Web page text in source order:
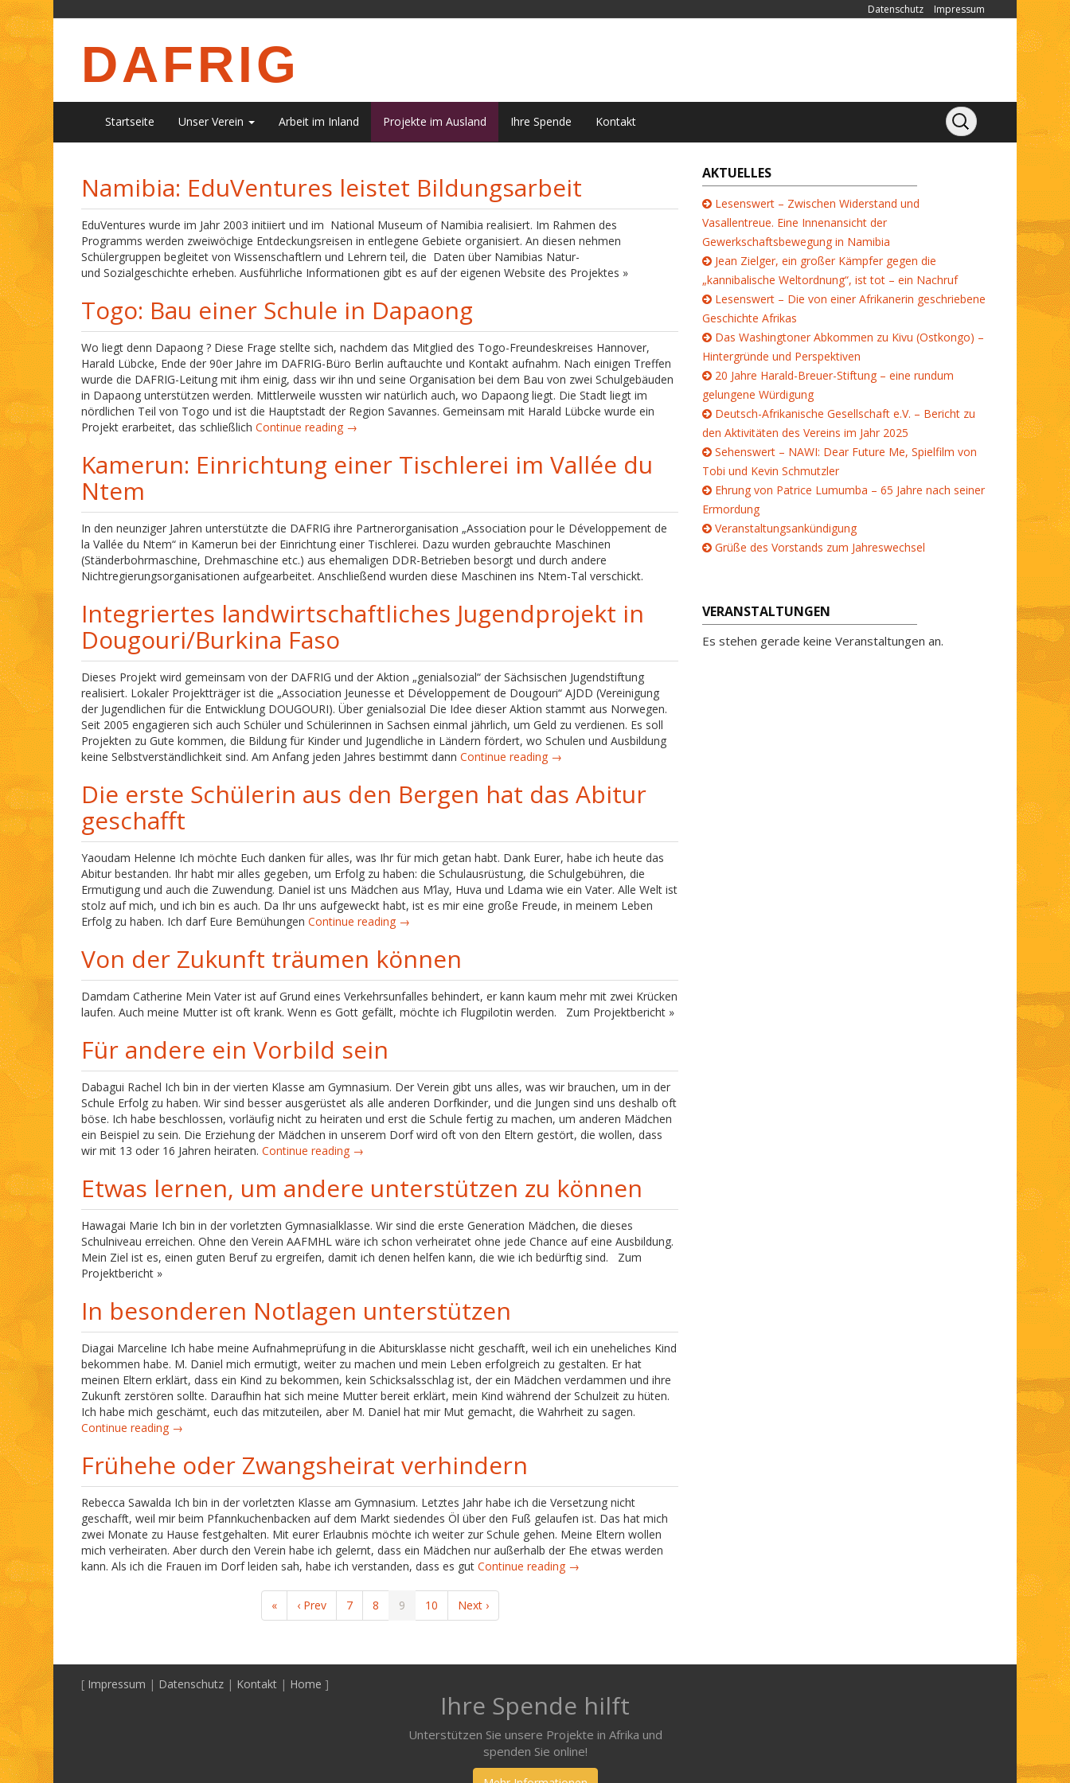
Datenschutz Impressum
DAFRIG
Startseite Unser Verein Arbeit im Inland Projekte im Ausland Ihre Spende Kontakt
Namibia: EduVentures leistet Bildungsarbeit
EduVentures wurde im Jahr 2003 initiiert und im National Museum of Namibia realisiert. Im Rahmen des
Programms werden zweiwöchige Entdeckungsreisen in entlegene Gebiete organisiert. An diesen nehmen
Schülergruppen begleitet von Wissenschaftlern und Lehrern teil, die Daten über Namibias Natur-
und Sozialgeschichte erheben. Ausführliche Informationen gibt es auf der eigenen Website des Projektes »
Togo: Bau einer Schule in Dapaong
Wo liegt denn Dapaong ? Diese Frage stellte sich, nachdem das Mitglied des Togo-Freundeskreises Hannover,
Harald Lübcke, Ende der 90er Jahre im DAFRIG-Büro Berlin auftauchte und Kontakt aufnahm. Nach einigen Treffen
wurde die DAFRIG-Leitung mit ihm einig, dass wir ihn und seine Organisation bei dem Bau von zwei Schulgebäuden
in Dapaong unterstützen werden. Mittlerweile wussten wir natürlich auch, wo Dapaong liegt. Die Stadt liegt im
nördlichen Teil von Togo und ist die Hauptstadt der Region Savannes. Gemeinsam mit Harald Lübcke wurde ein
Projekt erarbeitet, das schließlich Continue reading →
Kamerun: Einrichtung einer Tischlerei im Vallée du
Ntem
In den neunziger Jahren unterstützte die DAFRIG ihre Partnerorganisation „Association pour le Développement de
la Vallée du Ntem“ in Kamerun bei der Einrichtung einer Tischlerei. Dazu wurden gebrauchte Maschinen
(Ständerbohrmaschine, Drehmaschine etc.) aus ehemaligen DDR-Betrieben besorgt und durch andere
Nichtregierungsorganisationen aufgearbeitet. Anschließend wurden diese Maschinen ins Ntem-Tal verschickt.
Integriertes landwirtschaftliches Jugendprojekt in
Dougouri/Burkina Faso
Dieses Projekt wird gemeinsam von der DAFRIG und der Aktion „genialsozial“ der Sächsischen Jugendstiftung
realisiert. Lokaler Projektträger ist die „Association Jeunesse et Développement de Dougouri“ AJDD (Vereinigung
der Jugendlichen für die Entwicklung DOUGOURI). Über genialsozial Die Idee dieser Aktion stammt aus Norwegen.
Seit 2005 engagieren sich auch Schüler und Schülerinnen in Sachsen einmal jährlich, um Geld zu verdienen. Es soll
Projekten zu Gute kommen, die Bildung für Kinder und Jugendliche in Ländern fördert, wo Schulen und Ausbildung
keine Selbstverständlichkeit sind. Am Anfang jeden Jahres bestimmt dann Continue reading →
Die erste Schülerin aus den Bergen hat das Abitur
geschafft
Yaoudam Helenne Ich möchte Euch danken für alles, was Ihr für mich getan habt. Dank Eurer, habe ich heute das
Abitur bestanden. Ihr habt mir alles gegeben, um Erfolg zu haben: die Schulausrüstung, die Schulgebühren, die
Ermutigung und auch die Zuwendung. Daniel ist uns Mädchen aus M’lay, Huva und Ldama wie ein Vater. Alle Welt ist
stolz auf mich, und ich bin es auch. Da Ihr uns aufgeweckt habt, ist es mir eine große Freude, in meinem Leben
Erfolg zu haben. Ich darf Eure Bemühungen Continue reading →
Von der Zukunft träumen können
Damdam Catherine Mein Vater ist auf Grund eines Verkehrsunfalles behindert, er kann kaum mehr mit zwei Krücken
laufen. Auch meine Mutter ist oft krank. Wenn es Gott gefällt, möchte ich Flugpilotin werden. Zum Projektbericht »
Für andere ein Vorbild sein
Dabagui Rachel Ich bin in der vierten Klasse am Gymnasium. Der Verein gibt uns alles, was wir brauchen, um in der
Schule Erfolg zu haben. Wir sind besser ausgerüstet als alle anderen Dorfkinder, und die Jungen sind uns deshalb oft
böse. Ich habe beschlossen, vorläufig nicht zu heiraten und erst die Schule fertig zu machen, um anderen Mädchen
ein Beispiel zu sein. Die Erziehung der Mädchen in unserem Dorf wird oft von den Eltern gestört, die wollen, dass
wir mit 13 oder 16 Jahren heiraten. Continue reading →
Etwas lernen, um andere unterstützen zu können
Hawagai Marie Ich bin in der vorletzten Gymnasialklasse. Wir sind die erste Generation Mädchen, die dieses
Schulniveau erreichen. Ohne den Verein AAFMHL wäre ich schon verheiratet ohne jede Chance auf eine Ausbildung.
Mein Ziel ist es, einen guten Beruf zu ergreifen, damit ich denen helfen kann, die wie ich bedürftig sind. Zum
Projektbericht »
In besonderen Notlagen unterstützen
Diagai Marceline Ich habe meine Aufnahmeprüfung in die Abitursklasse nicht geschafft, weil ich ein uneheliches Kind
bekommen habe. M. Daniel mich ermutigt, weiter zu machen und mein Leben erfolgreich zu gestalten. Er hat
meinen Eltern erklärt, dass ein Kind zu bekommen, kein Schicksalsschlag ist, der ein Mädchen verdammen und ihre
Zukunft zerstören sollte. Daraufhin hat sich meine Mutter bereit erklärt, mein Kind während der Schulzeit zu hüten.
Ich habe mich geschämt, euch das mitzuteilen, aber M. Daniel hat mir Mut gemacht, die Wahrheit zu sagen.
Continue reading →
Frühehe oder Zwangsheirat verhindern
Rebecca Sawalda Ich bin in der vorletzten Klasse am Gymnasium. Letztes Jahr habe ich die Versetzung nicht
geschafft, weil mir beim Pfannkuchenbacken auf dem Markt siedendes Öl über den Fuß gelaufen ist. Das hat mich
zwei Monate zu Hause festgehalten. Mit eurer Erlaubnis möchte ich weiter zur Schule gehen. Meine Eltern wollen
mich verheiraten. Aber durch den Verein habe ich gelernt, dass ein Mädchen nur außerhalb der Ehe etwas werden
kann. Als ich die Frauen im Dorf leiden sah, habe ich verstanden, dass es gut Continue reading →
« ‹ Prev 7 8 9 10 Next ›
AKTUELLES
Lesenswert – Zwischen Widerstand und
Vasallentreue. Eine Innenansicht der
Gewerkschaftsbewegung in Namibia
Jean Zielger, ein großer Kämpfer gegen die
„kannibalische Weltordnung“, ist tot – ein Nachruf
Lesenswert – Die von einer Afrikanerin geschriebene
Geschichte Afrikas
Das Washingtoner Abkommen zu Kivu (Ostkongo) –
Hintergründe und Perspektiven
20 Jahre Harald-Breuer-Stiftung – eine rundum
gelungene Würdigung
Deutsch-Afrikanische Gesellschaft e.V. – Bericht zu
den Aktivitäten des Vereins im Jahr 2025
Sehenswert – NAWI: Dear Future Me, Spielfilm von
Tobi und Kevin Schmutzler
Ehrung von Patrice Lumumba – 65 Jahre nach seiner
Ermordung
Veranstaltungsankündigung
Grüße des Vorstands zum Jahreswechsel
VERANSTALTUNGEN
Es stehen gerade keine Veranstaltungen an.
[ Impressum | Datenschutz | Kontakt | Home ]
Ihre Spende hilft
Unterstützen Sie unsere Projekte in Afrika und
spenden Sie online!